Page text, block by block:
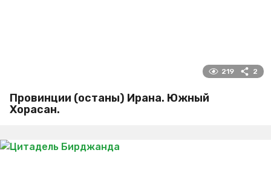
219 2
Провинции (останы) Ирана. Южный
Хорасан.